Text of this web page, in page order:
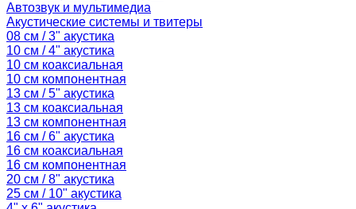
Автозвук и мультимедиа
Акустические системы и твитеры
08 см / 3" акустика
10 см / 4" акустика
10 см коаксиальная
10 см компонентная
13 см / 5" акустика
13 см коаксиальная
13 см компонентная
16 см / 6" акустика
16 см коаксиальная
16 см компонентная
20 см / 8" акустика
25 см / 10" акустика